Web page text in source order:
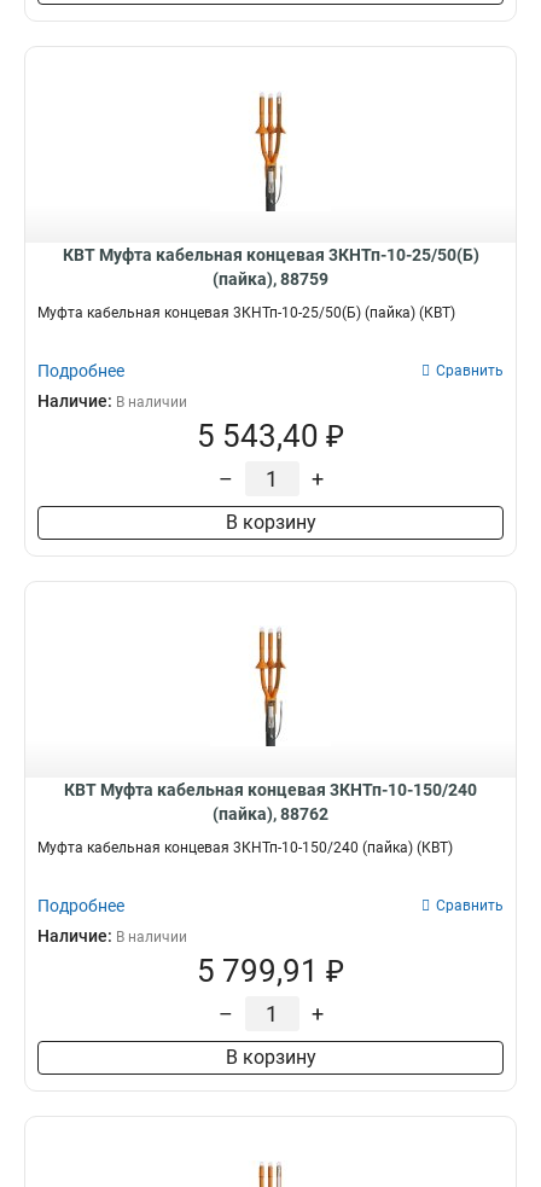
КВТ Муфта кабельная концевая 3КНТп-10-25/50(Б)
(пайка), 88759
Муфта кабельная концевая 3КНТп-10-25/50(Б) (пайка) (КВТ)
Подробнее Сравнить
Наличие: В наличии
5 543,40 ₽
– +
В корзину
КВТ Муфта кабельная концевая 3КНТп-10-150/240
(пайка), 88762
Муфта кабельная концевая 3КНТп-10-150/240 (пайка) (КВТ)
Подробнее Сравнить
Наличие: В наличии
5 799,91 ₽
– +
В корзину